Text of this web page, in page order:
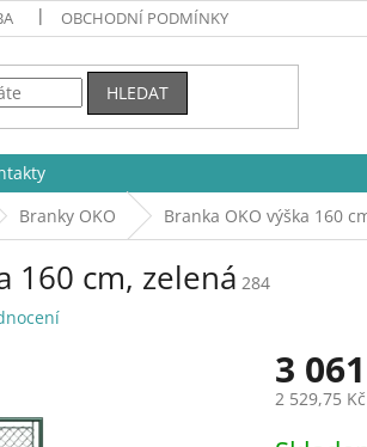
OBCHODNÍ PODMÍNKY
HLEDAT
Branky OKO Branka OKO výška 160
160 cm, zelená 284
3
2 529,75